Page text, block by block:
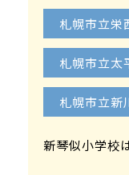
札幌市立栄
札幌市立太
札幌市立新
新琴似小学校